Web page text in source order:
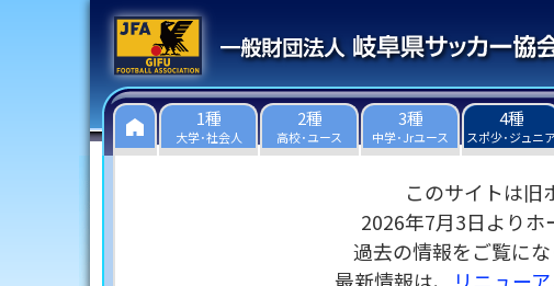
1種
大学･社会人
2種
高校･ユース
3種
中学･Jrユース
4種
スポ少･ジュニ
このサイトは旧
2026年7月3日よりホ
過去の情報をご覧に